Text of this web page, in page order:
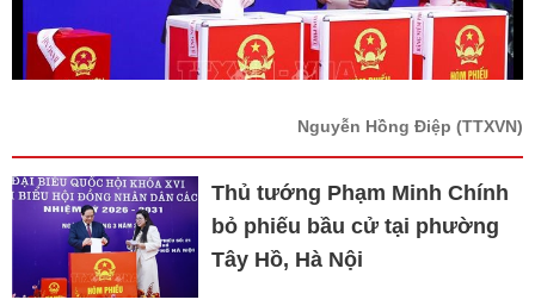
Nguyễn Hồng Điệp (TTXVN)
Thủ tướng Phạm Minh Chính
bỏ phiếu bầu cử tại phường
Tây Hồ, Hà Nội